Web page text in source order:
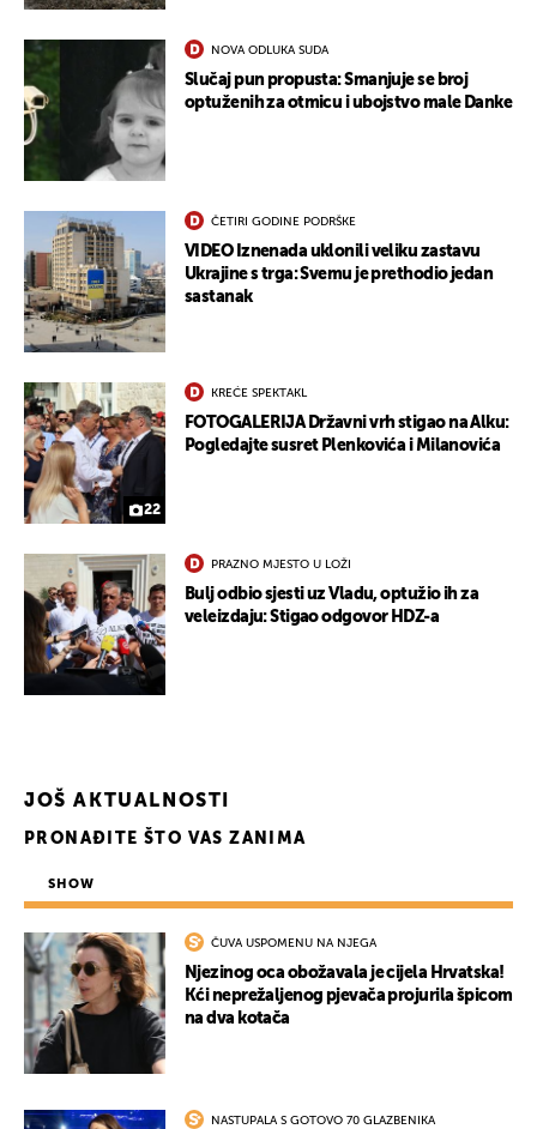
NOVA ODLUKA SUDA
Slučaj pun propusta: Smanjuje se broj
optuženih za otmicu i ubojstvo male Danke
ČETIRI GODINE PODRŠKE
VIDEO Iznenada uklonili veliku zastavu
Ukrajine s trga: Svemu je prethodio jedan
sastanak
22
KREĆE SPEKTAKL
FOTOGALERIJA Državni vrh stigao na Alku:
Pogledajte susret Plenkovića i Milanovića
PRAZNO MJESTO U LOŽI
Bulj odbio sjesti uz Vladu, optužio ih za
veleizdaju: Stigao odgovor HDZ-a
JOŠ AKTUALNOSTI
PRONAĐITE ŠTO VAS ZANIMA
SHOW
ČUVA USPOMENU NA NJEGA
Njezinog oca obožavala je cijela Hrvatska!
Kći neprežaljenog pjevača projurila špicom
na dva kotača
NASTUPALA S GOTOVO 70 GLAZBENIKA
UKLJUČITE NOTIFIKACIJE